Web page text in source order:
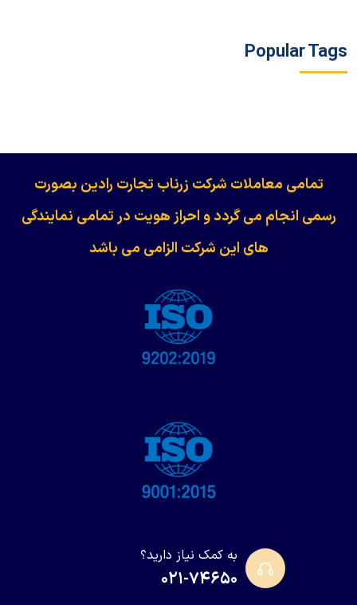
Popular Tags
​​​​​​تمامی معاملات شرکت زرناب تجارت رادین بصورت
رسمی انجام می گردد و احراز هویت در تمامی نمایندگی
های این شرکت الزامی می باشد
به کمک نیاز دارید؟
۰۲۱-۷۴۶۵۰